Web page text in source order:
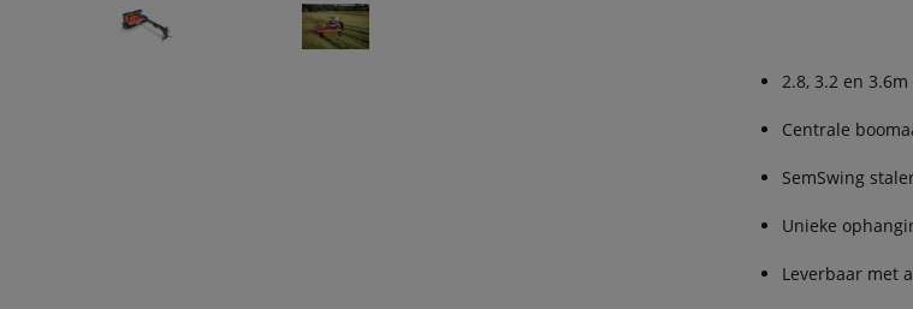
2.8, 3.2 en
Centrale
SemSwing
Unieke
Leverbaar met